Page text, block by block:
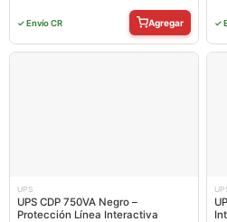
✓ Envío CR Agregar ✓
UPS
UPS CDP 750VA Negro –
Protección Línea Interactiva